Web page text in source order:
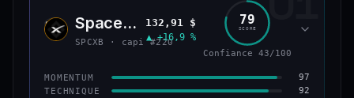
SPCX SpaceX (bStocks Tokenized Stock)
SPCXB · capi #220
132,91 $
▲ +16,9 %
79
SCORE
Confiance 43/100
MOMENTUM 97
TECHNIQUE 92